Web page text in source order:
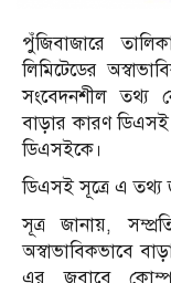
পুঁজিবাজারে
লিমিটেডের
সংবেদনশীল তথ্য
বাড়ার কারণ
ডিএসইকে।
ডিএসই সূত্রে এ তথ্য
সূত্র জানায়,
অস্বাভাবিকভাবে
এর জবাবে